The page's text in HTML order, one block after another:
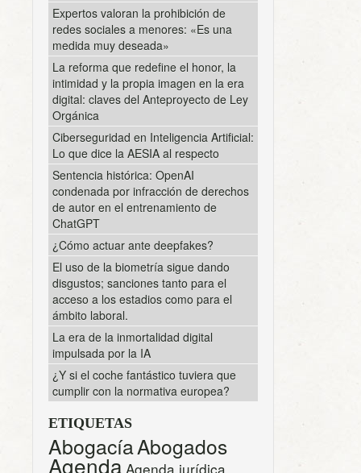
Expertos valoran la prohibición de
redes sociales a menores: «Es una
medida muy deseada»
La reforma que redefine el honor, la
intimidad y la propia imagen en la era
digital: claves del Anteproyecto de Ley
Orgánica
Ciberseguridad en Inteligencia Artificial:
Lo que dice la AESIA al respecto
Sentencia histórica: OpenAI
condenada por infracción de derechos
de autor en el entrenamiento de
ChatGPT
¿Cómo actuar ante deepfakes?
El uso de la biometría sigue dando
disgustos; sanciones tanto para el
acceso a los estadios como para el
ámbito laboral.
La era de la inmortalidad digital
impulsada por la IA
¿Y si el coche fantástico tuviera que
cumplir con la normativa europea?
ETIQUETAS
AbogacíaAbogados
Agenda Agenda jurídica